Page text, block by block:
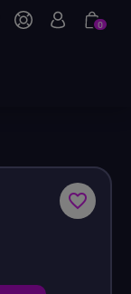
0
favorite_border